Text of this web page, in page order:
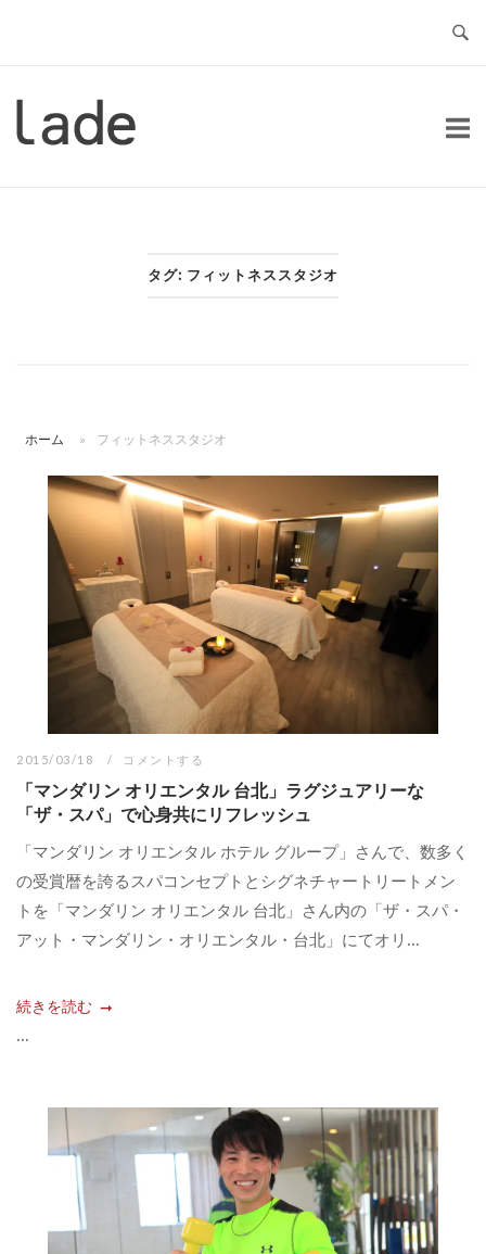
ー
タグ: フィットネススタジオ
ホーム » フィットネススタジオ
2015/03/18 コメントする
「マンダリン オリエンタル 台北」ラグジュアリーな
「ザ・スパ」で心身共にリフレッシュ
「マンダリン オリエンタル ホテル グループ」さんで、数多く
の受賞暦を誇るスパコンセプトとシグネチャートリートメン
トを「マンダリン オリエンタル 台北」さん内の「ザ・スパ・
アット・マンダリン・オリエンタル・台北」にてオリ...
続きを読む
...